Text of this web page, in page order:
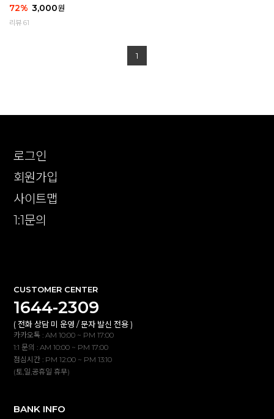
72% 3,000원
리뷰 61
1
로그인
회원가입
사이트맵
1:1문의
CUSTOMER CENTER
1644-2309
( 전화 상담 미 운영 / 문자 발신 전용 )
카카오톡 : AM 10:00 ~ PM 17:00
1:1 문의 : AM 10:00 ~ PM 17:00
점심시간 : PM 12:00 ~ PM 13:10
(토,일,공휴일 휴무)
BANK INFO